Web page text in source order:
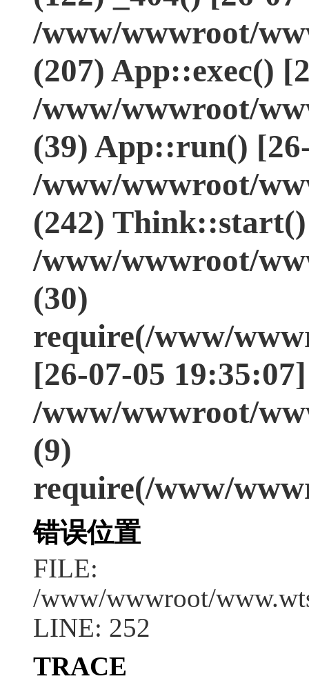
/www/wwwroot/
(207) App::exec()
/www/wwwroot/
(39) App::run()
/www/wwwroot/
(242)
/www/wwwroot/
(30)
require(/www/
[26-07-05 19:35:07]
/www/wwwroot/
(9)
require(/www/
错误位置
FILE:
/www/wwwroot/
LINE: 252
TRACE